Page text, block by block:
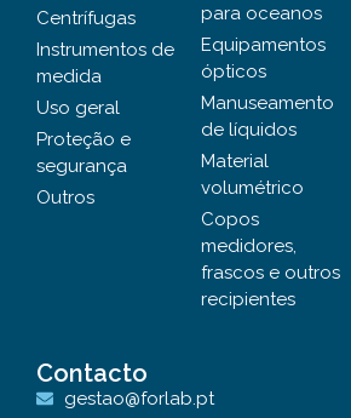
Centrífugas
Instrumentos de
medida
Uso geral
Proteção e
segurança
Outros
para oceanos
Equipamentos
ópticos
Manuseamento
de líquidos
Material
volumétrico
Copos
medidores,
frascos e outros
recipientes
Contacto
gestao@forlab.pt